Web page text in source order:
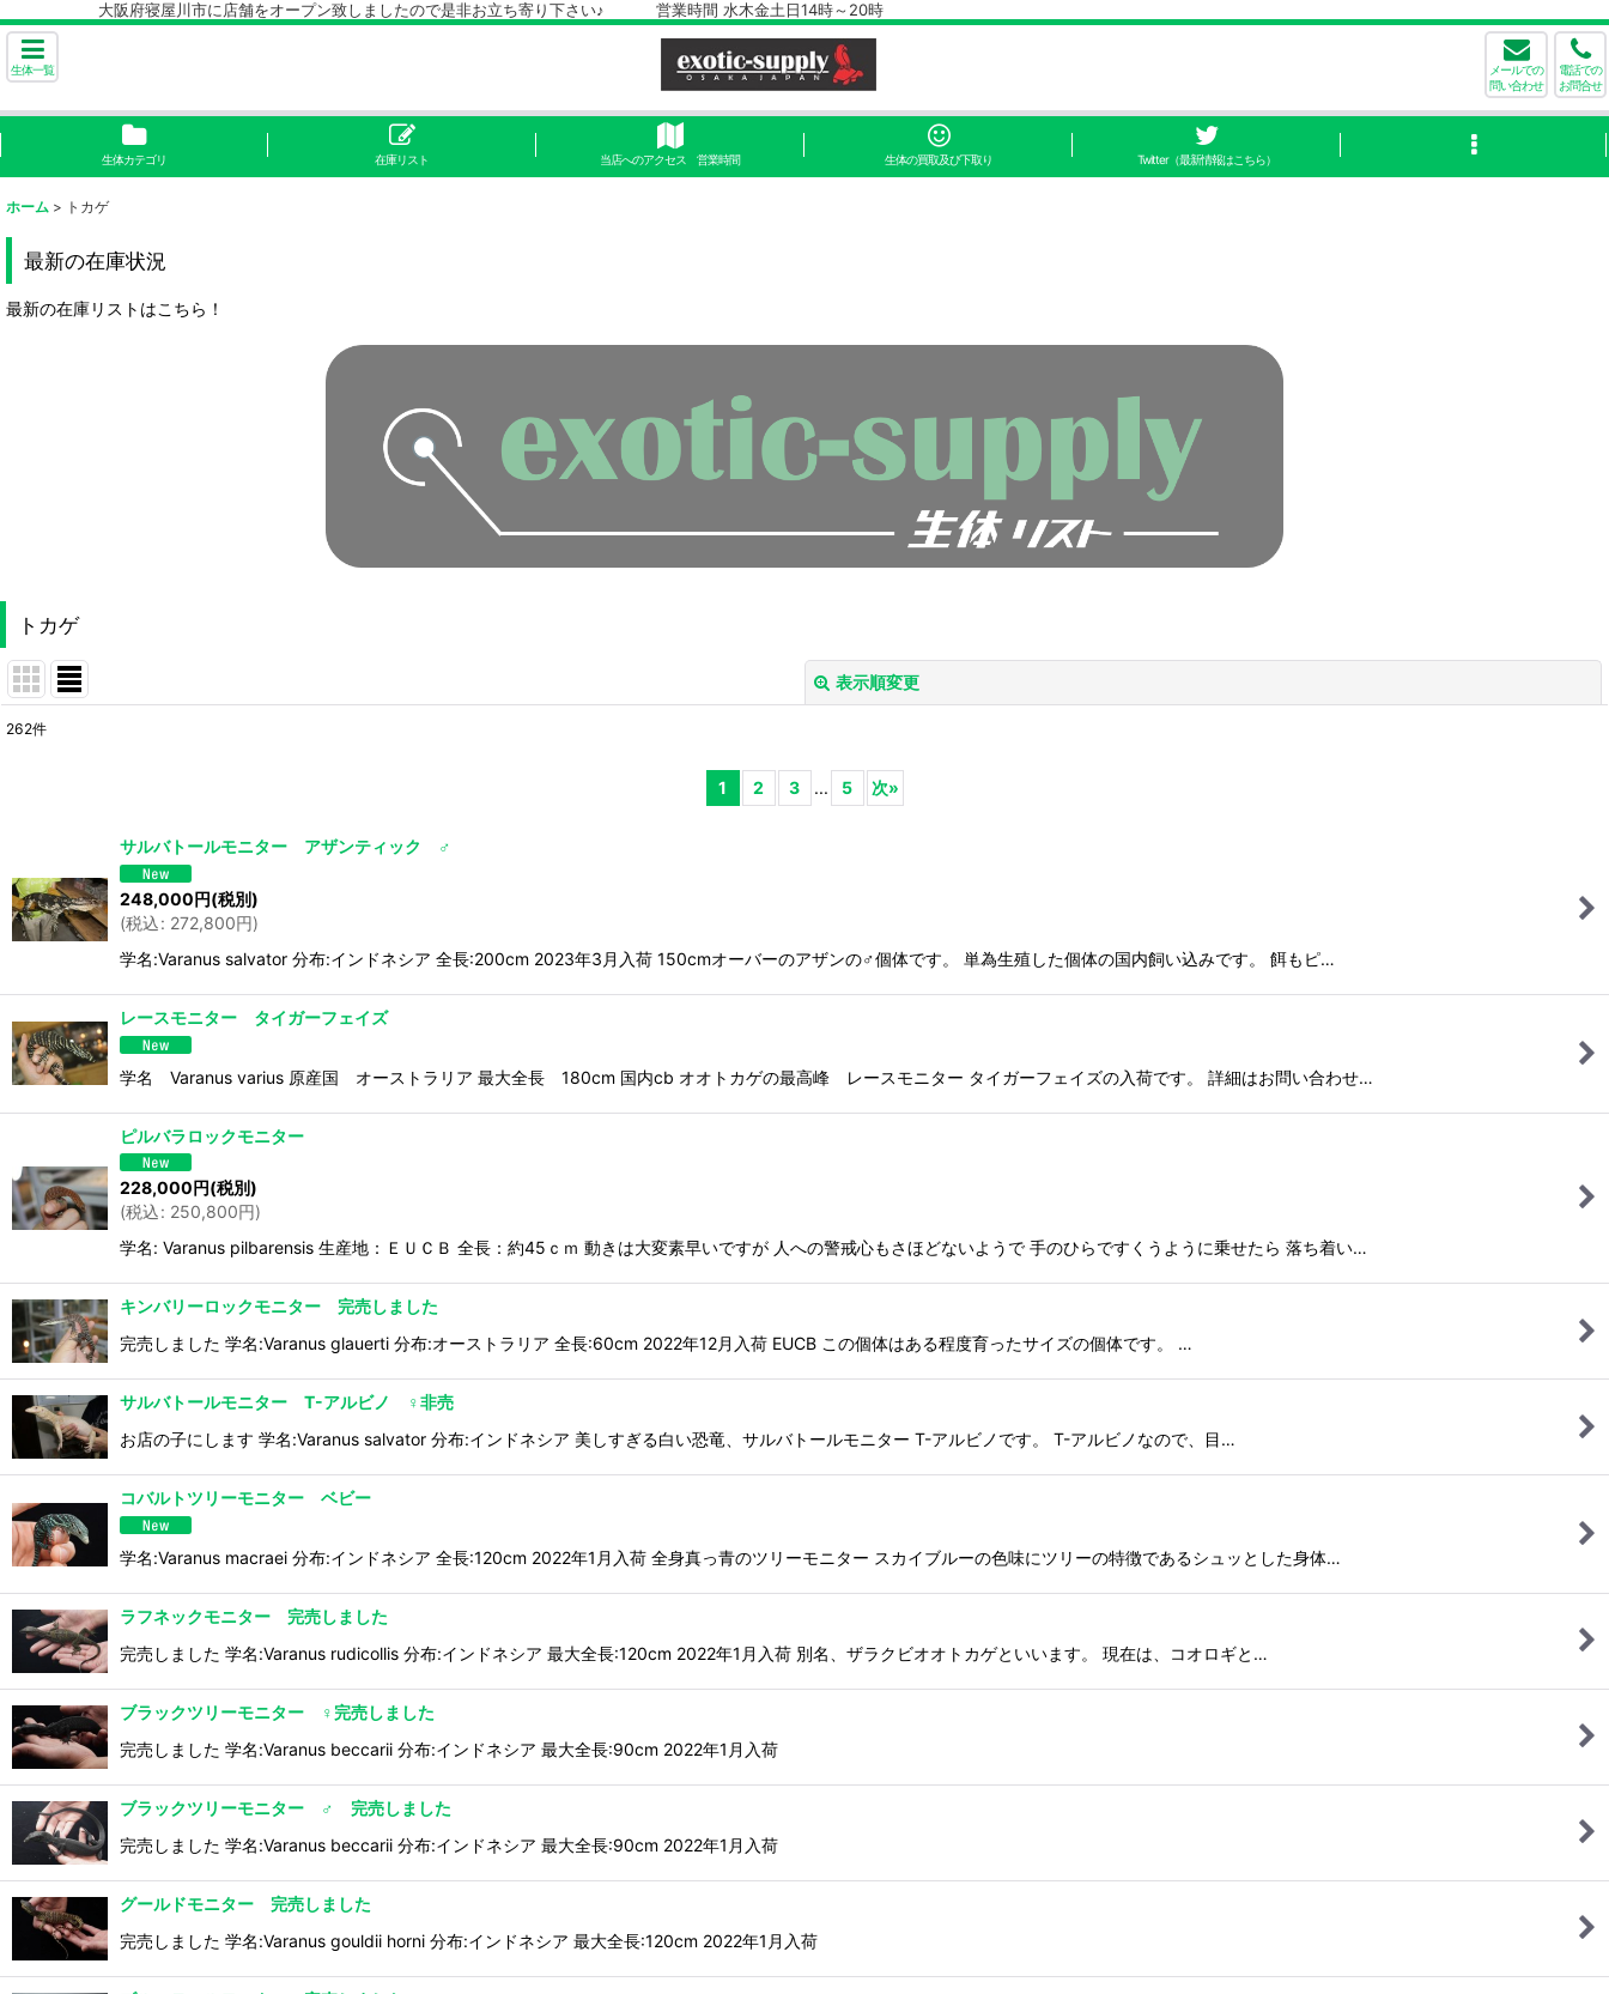
大阪府寝屋川市に店舗をオープン致しましたので是非お立ち寄り下さい♪ 営業時間 水木金土日14時～20時
生体一覧
メールでの
問い合わせ
電話での
お問合せ
生体カテゴリ 在庫リスト 当店へのアクセス 営業時間 生体の買取及び下取り Twitter（最新情報はこちら）
ホーム > トカゲ
最新の在庫状況
最新の在庫リストはこちら！
トカゲ
表示順変更
並び順:
絞り込む
262件
1 2 3 ... 5 次»
サルバトールモニター アザンティック ♂
248,000円(税別)
(税込: 272,800円)
学名:Varanus salvator 分布:インドネシア 全長:200cm 2023年3月入荷 150cmオーバーのアザンの♂個体です。 単為生殖した個体の国内飼い込みです。 餌もピ…
レースモニター タイガーフェイズ
学名 Varanus varius 原産国 オーストラリア 最大全長 180cm 国内cb オオトカゲの最高峰 レースモニター タイガーフェイズの入荷です。 詳細はお問い合わせ…
ピルバラロックモニター
228,000円(税別)
(税込: 250,800円)
学名: Varanus pilbarensis 生産地：ＥＵＣＢ 全長：約45ｃｍ 動きは大変素早いですが 人への警戒心もさほどないようで 手のひらですくうように乗せたら 落ち着い…
キンバリーロックモニター 完売しました
完売しました 学名:Varanus glauerti 分布:オーストラリア 全長:60cm 2022年12月入荷 EUCB この個体はある程度育ったサイズの個体です。 …
サルバトールモニター T-アルビノ ♀非売
お店の子にします 学名:Varanus salvator 分布:インドネシア 美しすぎる白い恐竜、サルバトールモニター T-アルビノです。 T-アルビノなので、目…
コバルトツリーモニター ベビー
学名:Varanus macraei 分布:インドネシア 全長:120cm 2022年1月入荷 全身真っ青のツリーモニター スカイブルーの色味にツリーの特徴であるシュッとした身体…
ラフネックモニター 完売しました
完売しました 学名:Varanus rudicollis 分布:インドネシア 最大全長:120cm 2022年1月入荷 別名、ザラクビオオトカゲといいます。 現在は、コオロギと…
ブラックツリーモニター ♀完売しました
完売しました 学名:Varanus beccarii 分布:インドネシア 最大全長:90cm 2022年1月入荷
ブラックツリーモニター ♂ 完売しました
完売しました 学名:Varanus beccarii 分布:インドネシア 最大全長:90cm 2022年1月入荷
グールドモニター 完売しました
完売しました 学名:Varanus gouldii horni 分布:インドネシア 最大全長:120cm 2022年1月入荷